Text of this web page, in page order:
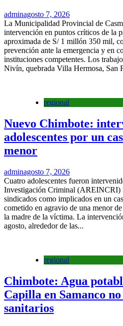
adminagosto 7, 2026
La Municipalidad Provincial de
intervención en puntos críticos de la
aproximada de S/ 1 millón 350 mil,
prevención ante la emergencia y en
instituciones competentes. Los
Nivín, quebrada Villa Hermosa, San
regional
Nuevo Chimbote:
adolescentes por un
menor
adminagosto 7, 2026
Cuatro adolescentes fueron
Investigación Criminal (AREINCRI)
sindicados como implicados en un
cometido en agravio de una menor
la madre de la víctima. La
agosto, alrededor de las...
regional
Chimbote: Agua
Capilla en Samanco
sanitarios